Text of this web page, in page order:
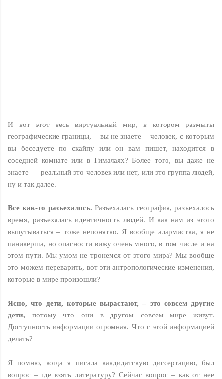
И вот этот весь виртуальный мир, в котором размыты
географические границы, – вы не знаете – человек, с которым
вы беседуете по скайпу или он вам пишет, находится в
соседней комнате или в Гималаях? Более того, вы даже не
знаете — реальный это человек или нет, или это группа людей,
ну и так далее.
Все как-то разъехалось. Разъехалась география, разъехалось
время, разъехалась идентичность людей. И как нам из этого
выпутываться – тоже непонятно. Я вообще алармистка, я не
паникерша, но опасности вижу очень много, в том числе и на
этом пути. Мы умом не тронемся от этого мира? Мы вообще
это можем переварить, вот эти антропологические изменения,
которые в мире произошли?
Ясно, что дети, которые вырастают, – это совсем другие
дети, потому что они в другом совсем мире живут.
Доступность информации огромная. Что с этой информацией
делать?
Я помню, когда я писала кандидатскую диссертацию, был
вопрос – где взять литературу? Сейчас вопрос – как от нее